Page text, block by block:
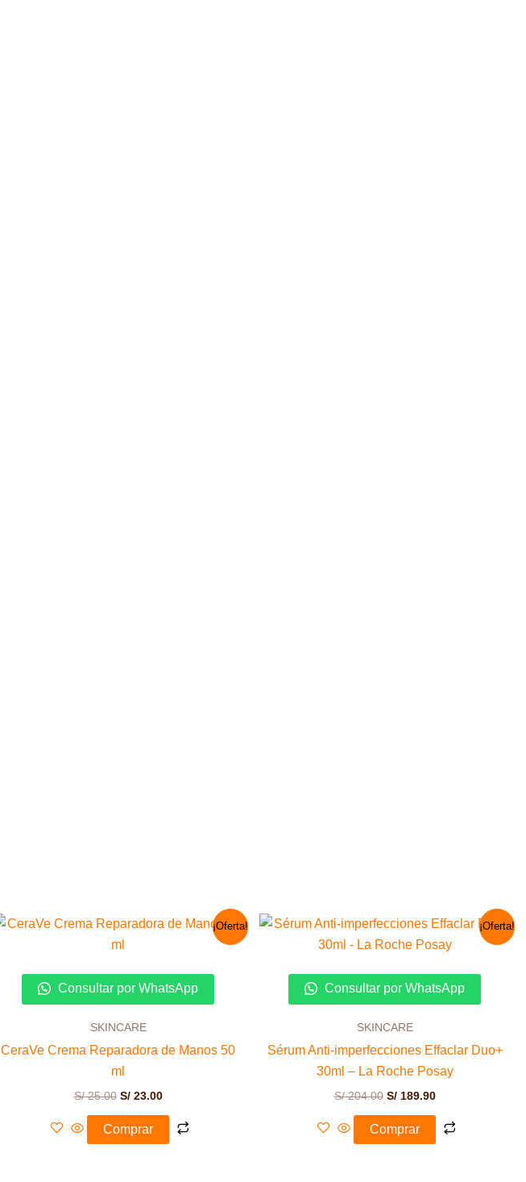
¡Oferta!
Consultar por WhatsApp
SKINCARE
CeraVe Crema Reparadora de Manos 50
ml
S/25.00
El
original
S/ 25.00.
S/23.00
El
S/ 23.00.
Comprar
¡Oferta!
Consultar por WhatsApp
SKINCARE
Sérum Anti-imperfecciones Effaclar Duo+
30ml – La Roche Posay
S/204.00
El
original
S/ 204.00.
S/189.90
El
actual
S/ 189.90.
Comprar